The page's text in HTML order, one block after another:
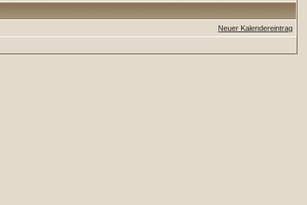
Neuer Kalendereintrag